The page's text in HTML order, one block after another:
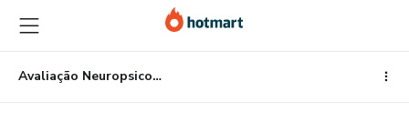
para
o
conteúdo
principal
para
o
pagamento
para
o
rodapé
Avaliação Neuropsicológica, Psíquica e Cognitiva